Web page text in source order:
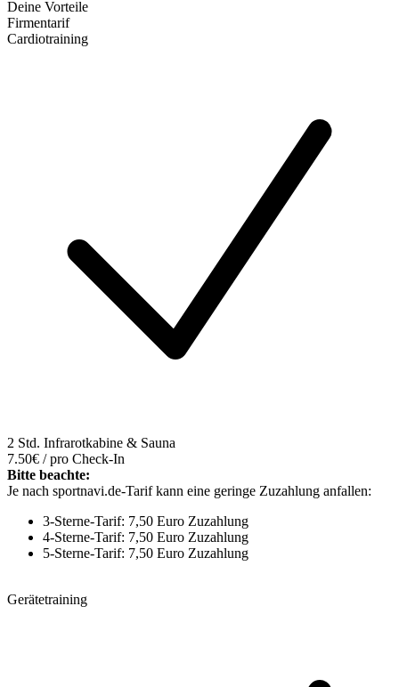
Deine Vorteile
Firmentarif
Cardiotraining
2 Std. Infrarotkabine & Sauna
7.50€ / pro Check-In
Bitte beachte:
Je nach sportnavi.de-Tarif kann eine geringe Zuzahlung anfallen:
3-Sterne-Tarif: 7,50 Euro Zuzahlung
4-Sterne-Tarif: 7,50 Euro Zuzahlung
5-Sterne-Tarif: 7,50 Euro Zuzahlung
Gerätetraining